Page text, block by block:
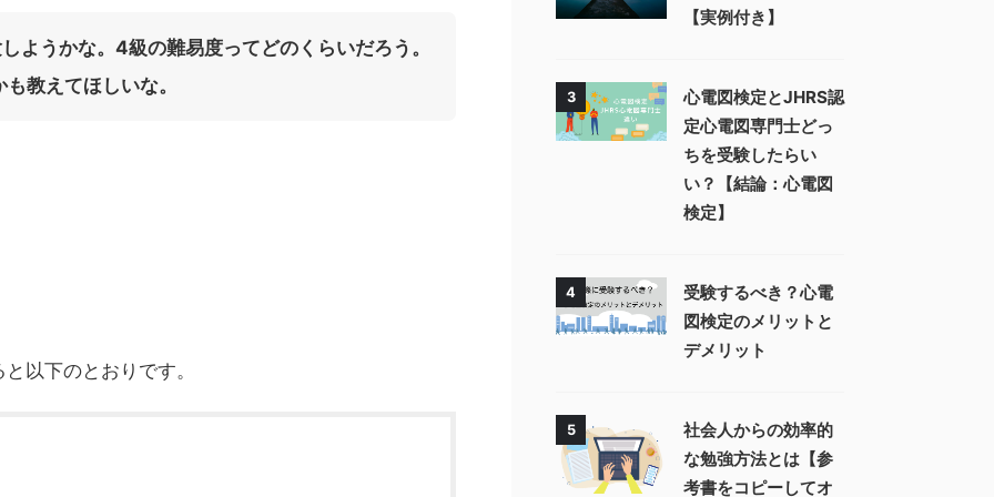
ようかな。4級の難易度ってどのくらいだろう。
教えてほしいな。
以下のとおりです。
【実例付き】
3
心電図検定とJHRS認
定心電図専門士どっ
ちを受験したらい
い？【結論：心電図
検定】
4
受験するべき？心電
図検定のメリットと
デメリット
5
社会人からの効率的
な勉強方法とは【参
考書をコピーしてオ